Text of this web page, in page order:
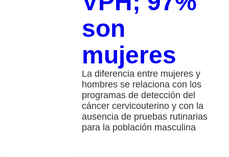
son
mujeres
La diferencia entre mujeres y
hombres se relaciona con los
programas de detección del
cáncer cervicouterino y con la
ausencia de pruebas rutinarias
para la población masculina